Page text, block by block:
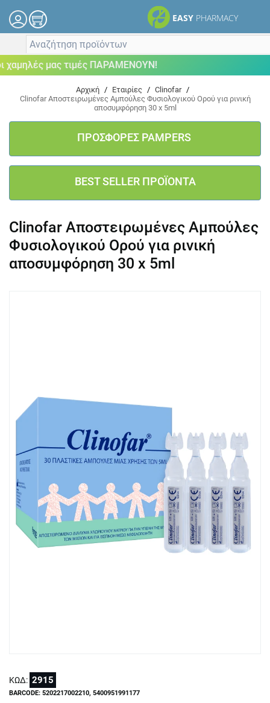
EASY PHARMACY
μας τιμές ΠΑΡΑΜΕΝΟΥΝ!
Αρχική / Εταιρίες / Clinofar /
Clinofar Αποστειρωμένες Αμπούλες Φυσιολογικού Ορού για ρινική
αποσυμφόρηση 30 x 5ml
ΠΡΟΣΦΟΡΕΣ PAMPERS
BEST SELLER ΠΡΟΪΟΝΤΑ
Clinofar Αποστειρωμένες Αμπούλες
Φυσιολογικού Ορού για ρινική
αποσυμφόρηση 30 x 5ml
ΚΩΔ: 2915
BARCODE: 5202217002210, 5400951991177